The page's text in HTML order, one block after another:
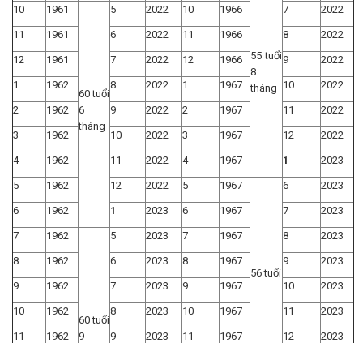
55 tuổi
8
tháng
10 1961
60 tuổi
6
tháng
5 2022 10 1966 7 2022
11 1961 6 2022 11 1966 8 2022
12 1961 7 2022 12 1966 9 2022
1 1962 8 2022 1 1967 10 2022
2 1962 9 2022 2 1967 11 2022
3 1962 10 2022 3 1967 12 2022
4 1962 11 2022 4 1967 1 2023
5 1962 12 2022 5 1967
56 tuổi
6 2023
6 1962 1 2023 6 1967 7 2023
7 1962
60 tuổi
9
5 2023 7 1967 8 2023
8 1962 6 2023 8 1967 9 2023
9 1962 7 2023 9 1967 10 2023
10 1962 8 2023 10 1967 11 2023
11 1962 9 2023 11 1967 12 2023